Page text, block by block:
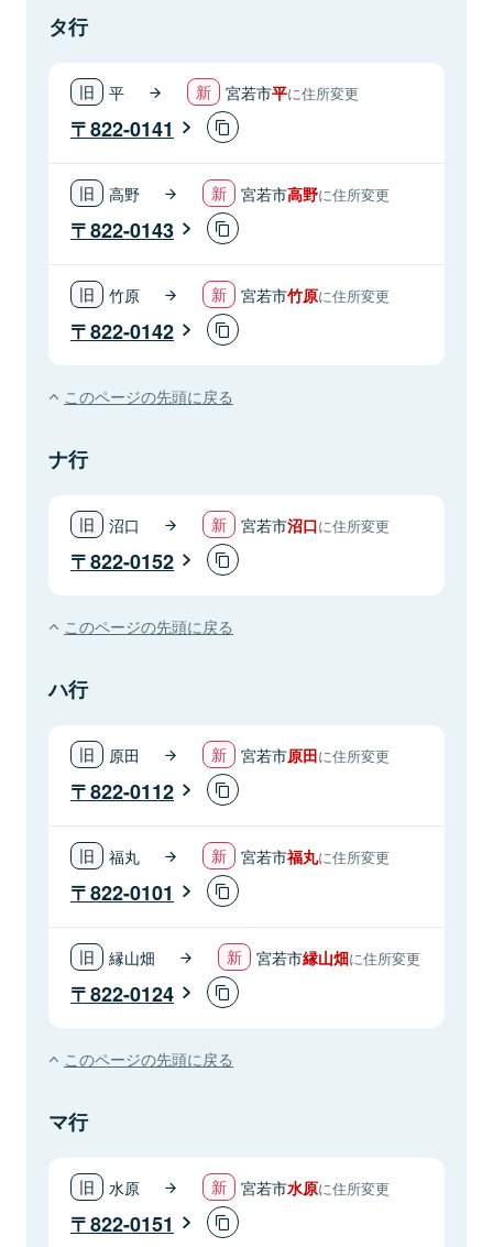
タ行
平 宮若市平に住所変更
822-0141
高野 宮若市高野に住所変更
822-0143
竹原 宮若市竹原に住所変更
822-0142
このページの先頭に戻る
ナ行
沼口 宮若市沼口に住所変更
822-0152
このページの先頭に戻る
ハ行
原田 宮若市原田に住所変更
822-0112
福丸 宮若市福丸に住所変更
822-0101
縁山畑 宮若市縁山畑に住所変更
822-0124
このページの先頭に戻る
マ行
水原 宮若市水原に住所変更
822-0151